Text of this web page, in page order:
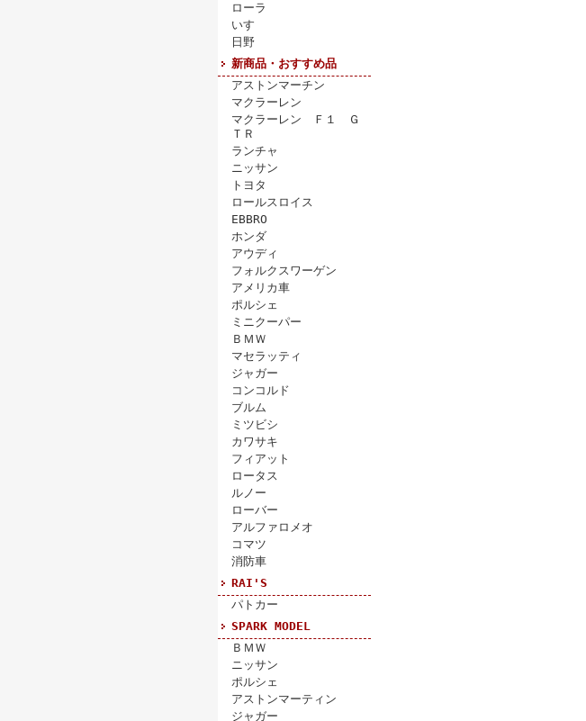
ローラ
いすゞ
日野
新商品・おすすめ品
アストンマーチン
マクラーレン
マクラーレン Ｆ１ Ｇ
ＴＲ
ランチャ
ニッサン
トヨタ
ロールスロイス
EBBRO
ホンダ
アウディ
フォルクスワーゲン
アメリカ車
ポルシェ
ミニクーパー
ＢＭＷ
マセラッティ
ジャガー
コンコルド
ブルム
ミツビシ
カワサキ
フィアット
ロータス
ルノー
ローバー
アルファロメオ
コマツ
消防車
RAI'S
パトカー
SPARK MODEL
ＢＭＷ
ニッサン
ポルシェ
アストンマーティン
ジャガー